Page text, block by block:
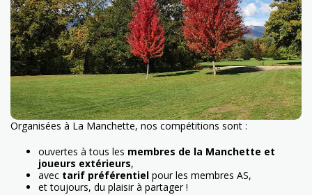
Organisées à La Manchette, nos compétitions sont :
ouvertes à tous les membres de la Manchette et
joueurs extérieurs,
avec tarif préférentiel pour les membres AS,
et toujours, du plaisir à partager !